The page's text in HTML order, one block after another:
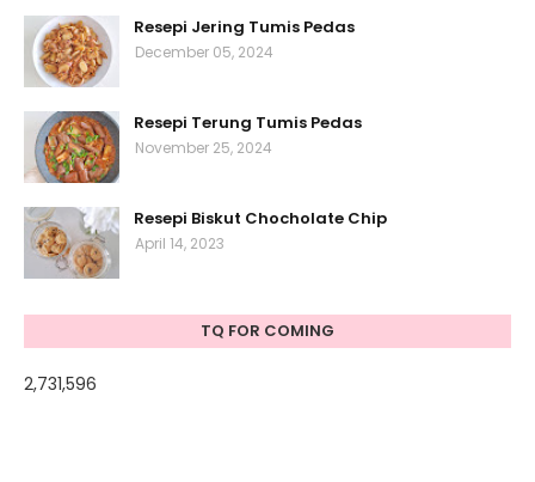
Resepi Jering Tumis Pedas
December 05, 2024
Resepi Terung Tumis Pedas
November 25, 2024
Resepi Biskut Chocholate Chip
April 14, 2023
TQ FOR COMING
2,731,596